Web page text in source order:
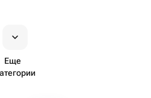
Еще